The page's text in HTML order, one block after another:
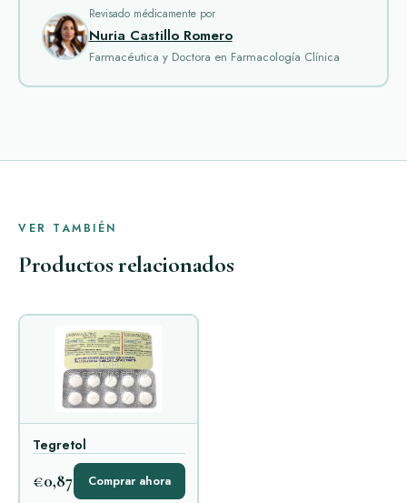
Revisado médicamente por
Nuria Castillo Romero
Farmacéutica y Doctora en Farmacología Clínica
VER TAMBIÉN
Productos relacionados
Tegretol
€0,87 Comprar ahora